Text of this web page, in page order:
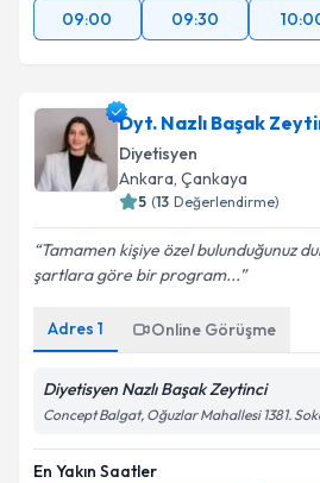
09:00
09:30
Dyt. Nazlı Başak
Diyetisyen
Ankara, Çankaya
5 (13 Değerlendirme)
Tamamen kişiye özel bulunduğunuz
şartlara göre bir program...
Adres 1 Online Görüşme
Diyetisyen Nazlı Başak Zeytinci
Concept Balgat, Oğuzlar Mahallesi 1381.
En Yakın Saatler